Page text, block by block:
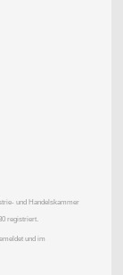
und Handelskammer
registriert.
und im